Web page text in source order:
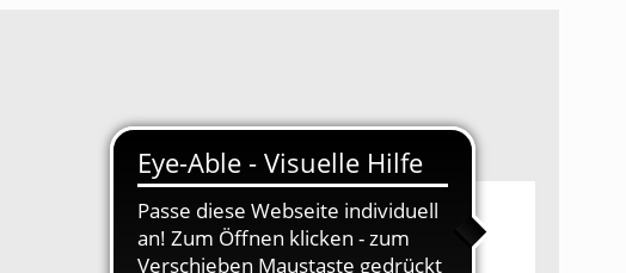
UNSER VEREIN
Artikel
Vorstand